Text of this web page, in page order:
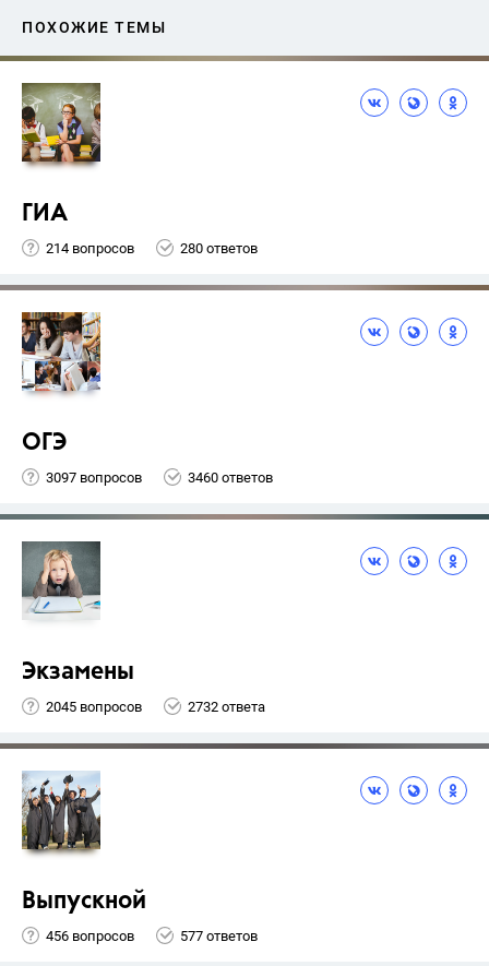
ПОХОЖИЕ ТЕМЫ
ГИА
214 вопросов 280 ответов
ОГЭ
3097 вопросов 3460 ответов
Экзамены
2045 вопросов 2732 ответа
Выпускной
456 вопросов 577 ответов